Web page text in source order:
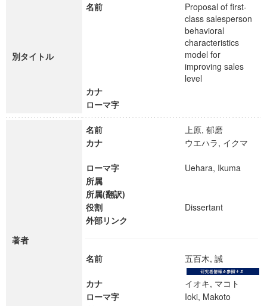
別タイトル
名前
Proposal of first-
class salesperson
behavioral
characteristics
model for
improving sales
level
カナ
ローマ字
著者
名前
上原, 郁磨
カナ
ウエハラ, イクマ
ローマ字
Uehara, Ikuma
所属
所属(翻訳)
役割
Dissertant
外部リンク
名前 五百木, 誠
カナ
イオキ, マコト
ローマ字
Ioki, Makoto